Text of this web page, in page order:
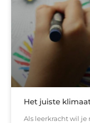
Het juiste
Als leerkracht wil